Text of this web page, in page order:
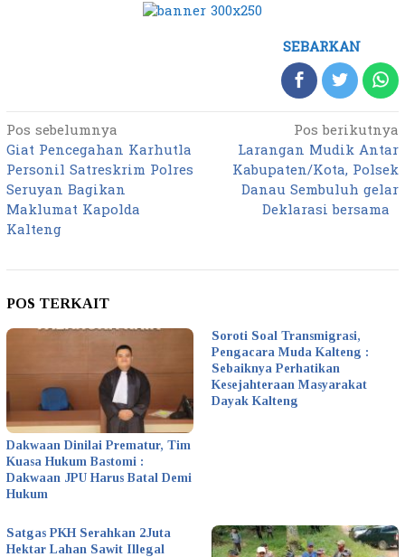
SEBARKAN
Navigasi
pos
Pos sebelumnya
Giat Pencegahan Karhutla
Personil Satreskrim Polres
Seruyan Bagikan
Maklumat Kapolda
Kalteng
Pos berikutnya
Larangan Mudik Antar
Kabupaten/Kota, Polsek
Danau Sembuluh gelar
Deklarasi bersama
POS TERKAIT
Dakwaan Dinilai Prematur, Tim
Kuasa Hukum Bastomi :
Dakwaan JPU Harus Batal Demi
Hukum
Soroti Soal Transmigrasi,
Pengacara Muda Kalteng :
Sebaiknya Perhatikan
Kesejahteraan Masyarakat
Dayak Kalteng
Satgas PKH Serahkan 2Juta
Hektar Lahan Sawit Illegal